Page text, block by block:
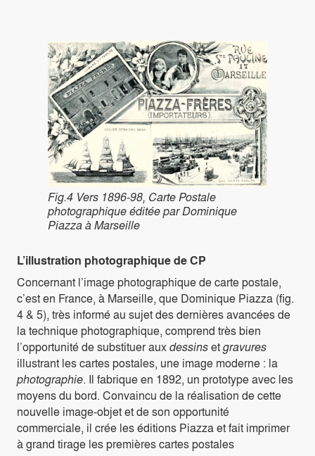
Fig.4 Vers 1896-98, Carte Postale
photographique éditée par Dominique
Piazza à Marseille
L’illustration photographique de CP
Concernant l’image photographique de carte postale,
c’est en France, à Marseille, que Dominique Piazza (fig.
4 & 5), très informé au sujet des dernières avancées de
la technique photographique, comprend très bien
l’opportunité de substituer auxdessinsetgravures
illustrant les cartes postales, une image moderne : la
photographie. Il fabrique en 1892, un prototype avec les
moyens du bord. Convaincu de la réalisation de cette
nouvelle image-objet et de son opportunité
commerciale, il crée les éditions Piazza et fait imprimer
à grand tirage les premières cartes postales